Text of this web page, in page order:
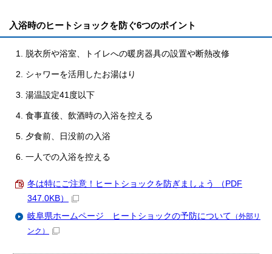
入浴時のヒートショックを防ぐ6つのポイント
脱衣所や浴室、トイレへの暖房器具の設置や断熱改修
シャワーを活用したお湯はり
湯温設定41度以下
食事直後、飲酒時の入浴を控える
夕食前、日没前の入浴
一人での入浴を控える
冬は特にご注意！ヒートショックを防ぎましょう （PDF
347.0KB）
岐阜県ホームページ ヒートショックの予防について （外部リ
ンク）